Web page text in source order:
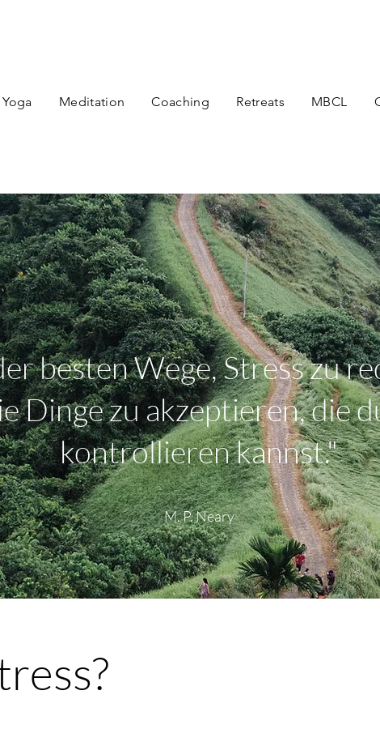
Yoga Meditation Coaching Retreats MBCL
besten Wege, Stress zu
Dinge zu akzeptieren, die
kontrollieren kannst."
M. P. Neary